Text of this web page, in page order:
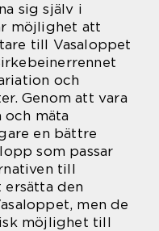
sig själv i
möjlighet att
till Vasaloppet
och
Genom att vara
och mäta
en bättre
som passar
till
den
men de
möjlighet till